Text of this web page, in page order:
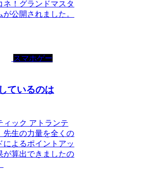
ネ！グランドマスタ
公開されました。
スマホゲー
ているのは
ィック アトランテ
先生の力量を全くの
によるポイントアッ
が算出できましたの